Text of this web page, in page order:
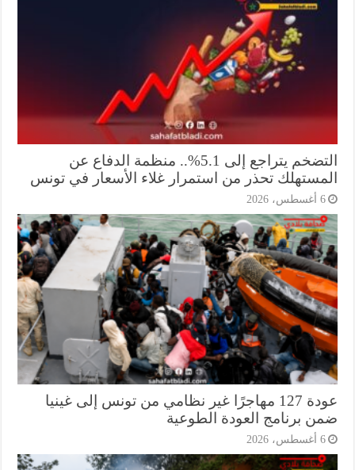
التضخم يتراجع إلى 5.1%.. منظمة الدفاع عن
تحذر من استمرار غلاء الأسعار في تونس
عودة 127 مهاجرًا غير نظامي من تونس إلى غينيا
برنامج العودة الطوعية